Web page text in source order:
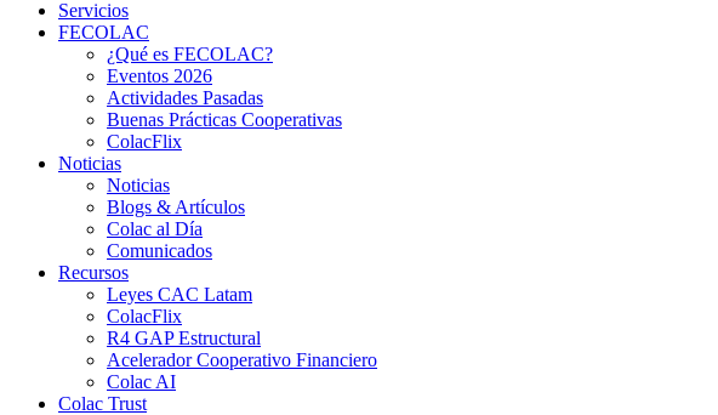
Servicios
FECOLAC
¿Qué es FECOLAC?
Eventos 2026
Actividades Pasadas
Buenas Prácticas Cooperativas
ColacFlix
Noticias
Noticias
Blogs & Artículos
Colac al Día
Comunicados
Recursos
Leyes CAC Latam
ColacFlix
R4 GAP Estructural
Acelerador Cooperativo Financiero
Colac AI
Colac Trust